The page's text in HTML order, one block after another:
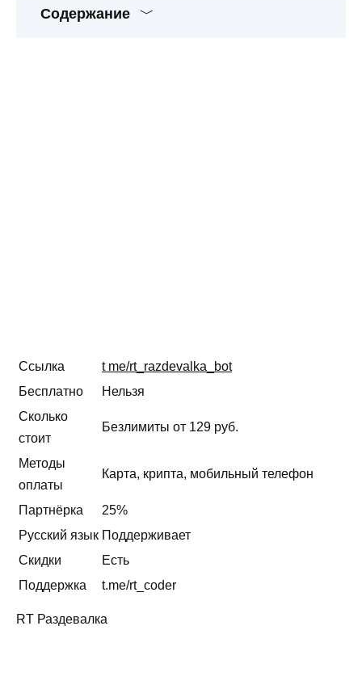
Содержание
Ссылка
t me/rt_razdevalka_bot
Бесплатно
Нельзя
Сколько
стоит
Безлимиты от 129 руб.
Методы
оплаты
Карта, крипта, мобильный телефон
Партнёрка
25%
Русский язык Поддерживает
Скидки
Есть
Поддержка
t.me/rt_coder
RT Раздевалка